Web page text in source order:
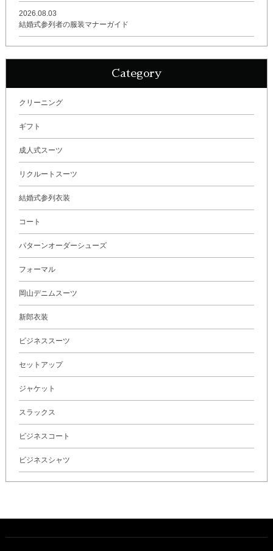
2026.08.03
結婚式参列者の服装マナーガイド
Category
クリーニング
ギフト
成人式スーツ
リクルートスーツ
結婚式参列衣装
コート
パターンオーダーシューズ
フォーマル
岡山デニムスーツ
新郎衣装
ビジネススーツ
セットアップ
ジャケット
スラックス
ビジネスコート
ビジネスシャツ